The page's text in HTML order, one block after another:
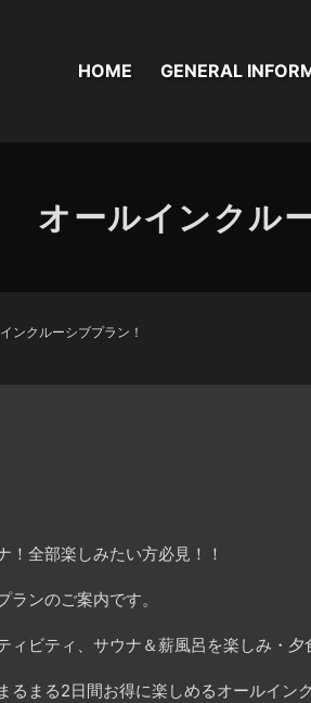
HOME GENERAL
オールインクル
ンクルーシブプラン！
！全部楽しみたい方必見！！
ンのご案内です。
ィビティ、サウナ＆薪風呂を楽しみ・夕
るまる2日間お得に楽しめるオールイン